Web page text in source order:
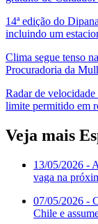
14ª edição do
incluindo um
Clima segue tenso
Procuradoria da
Radar de
limite permitido em
Veja mais
13/05/2026 -
vaga na
07/05/2026 -
Chile e